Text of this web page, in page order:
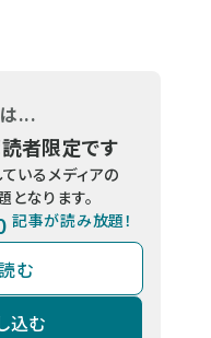
...
者限定です
いるメディアの
なります。
記事が読み放題！
む
込む